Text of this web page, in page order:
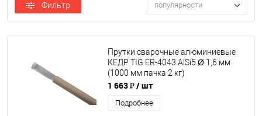
Фильтр популярности
Прутки сварочные алюминиевые
КЕДР TIG ER-4043 AlSi5 Ø 1,6 мм
(1000 мм пачка 2 кг)
1 663 ₽/ шт
Подробнее